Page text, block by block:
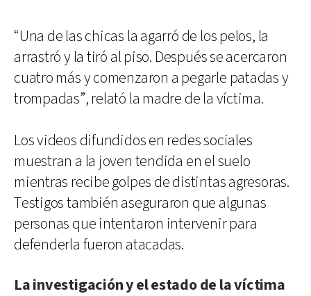
“Una de las chicas la agarró de los pelos, la
arrastró y la tiró al piso. Después se acercaron
cuatro más y comenzaron a pegarle patadas y
trompadas”, relató la madre de la víctima.
Los videos difundidos en redes sociales
muestran a la joven tendida en el suelo
mientras recibe golpes de distintas agresoras.
Testigos también aseguraron que algunas
personas que intentaron intervenir para
defenderla fueron atacadas.
La investigación y el estado de la víctima